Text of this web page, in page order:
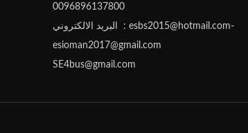
0096896137800
البريد الالكتروني : esbs2015@hotmail.com-
esioman2017@gmail.com
SE4bus@gmail.com